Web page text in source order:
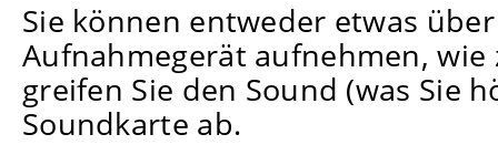
Sie können entweder etwas
Aufnahmegerät aufnehmen, wie
greifen Sie den Sound (was Sie
Soundkarte ab.